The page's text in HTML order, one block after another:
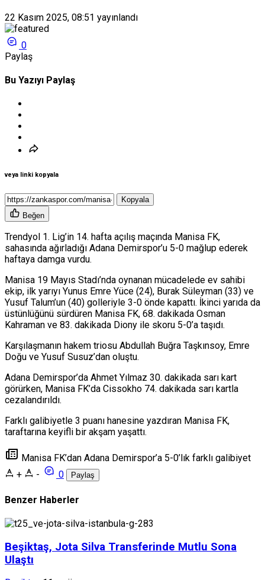
22 Kasım 2025, 08:51 yayınlandı
0
Paylaş
Bu Yazıyı Paylaş
veya linki kopyala
Kopyala
Beğen
Trendyol 1. Lig’in 14. hafta açılış maçında Manisa FK,
sahasında ağırladığı Adana Demirspor’u 5-0 mağlup ederek
haftaya damga vurdu.
Manisa 19 Mayıs Stadı’nda oynanan mücadelede ev sahibi
ekip, ilk yarıyı Yunus Emre Yüce (24), Burak Süleyman (33) ve
Yusuf Talum’un (40) golleriyle 3-0 önde kapattı. İkinci yarıda da
üstünlüğünü sürdüren Manisa FK, 68. dakikada Osman
Kahraman ve 83. dakikada Diony ile skoru 5-0’a taşıdı.
Karşılaşmanın hakem triosu Abdullah Buğra Taşkınsoy, Emre
Doğu ve Yusuf Susuz’dan oluştu.
Adana Demirspor’da Ahmet Yılmaz 30. dakikada sarı kart
görürken, Manisa FK’da Cissokho 74. dakikada sarı kartla
cezalandırıldı.
Farklı galibiyetle 3 puanı hanesine yazdıran Manisa FK,
taraftarına keyifli bir akşam yaşattı.
Manisa FK’dan Adana Demirspor’a 5-0’lık farklı galibiyet
+
- 0 Paylaş
Benzer Haberler
Beşiktaş, Jota Silva Transferinde Mutlu Sona
Ulaştı